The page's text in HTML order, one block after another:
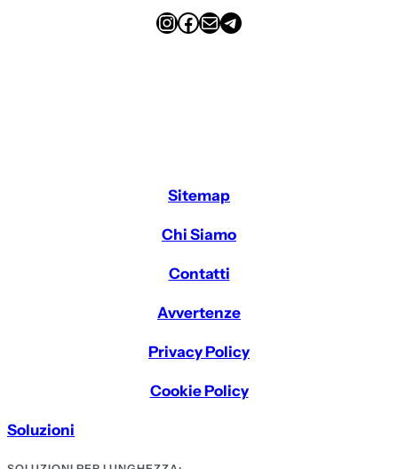
InstagramFacebook Email Telegram
Sitemap
Chi Siamo
Contatti
Avvertenze
Privacy Policy
Cookie Policy
Soluzioni